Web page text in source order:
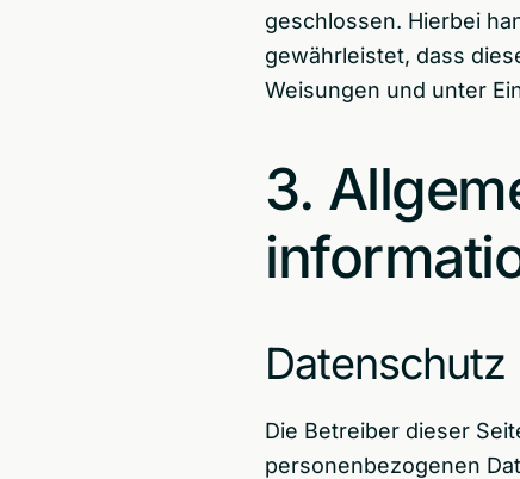
geschlossen. Hierbei
gewährleistet, dass
Weisungen und unter
3.
Datenschutz
Die Betreiber dieser
personenbezogenen